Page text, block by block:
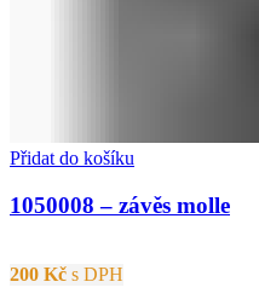
Přidat do košíku
1050008 – závěs molle
200 Kč s DPH